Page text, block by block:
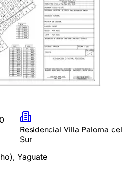
Residencial Villa Paloma del
Sur
, Yaguate